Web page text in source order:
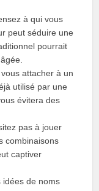
à qui vous
peut séduire une
pourrait
attacher à un
utilisé par une
évitera des
pas à jouer
combinaisons
captiver
idées de noms